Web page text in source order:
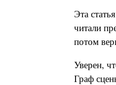
Эта
читали
потом
Уверен,
Граф